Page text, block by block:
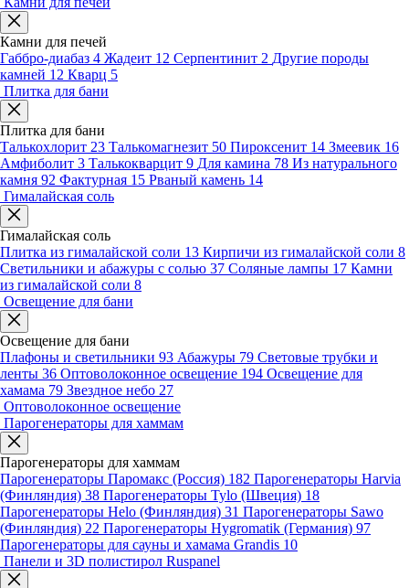
Камни для печей
Габбро-диабаз 4 Жадеит 12 Серпентинит 2 Другие породы
камней 12 Кварц 5
Плитка для бани
Плитка для бани
Талькохлорит 23 Талькомагнезит 50 Пироксенит 14 Змеевик 16
Амфиболит 3 Талькокварцит 9 Для камина 78 Из натурального
камня 92 Фактурная 15 Рваный камень 14
Гималайская соль
Гималайская соль
Плитка из гималайской соли 13 Кирпичи из гималайской соли 8
Светильники и абажуры с солью 37 Соляные лампы 17 Камни
из гималайской соли 8
Освещение для бани
Освещение для бани
Плафоны и светильники 93 Абажуры 79 Световые трубки и
ленты 36 Оптоволоконное освещение 194 Освещение для
хамама 79 Звездное небо 27
Оптоволоконное освещение
Парогенераторы для хаммам
Парогенераторы для хаммам
Парогенераторы Паромакс (Россия) 182 Парогенераторы Harvia
(Финляндия) 38 Парогенераторы Tylo (Швеция) 18
Парогенераторы Helo (Финляндия) 31 Парогенераторы Sawo
(Финляндия) 22 Парогенераторы Hygromatik (Германия) 97
Парогенераторы для сауны и хамама Grandis 10
Панели и 3D полистирол Ruspanel